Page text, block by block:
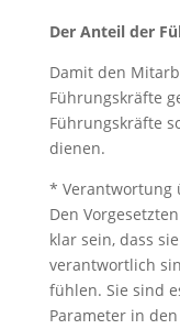
Der Anteil der
Damit den
Führungskräfte
Führungskräfte
dienen.
* Verantwortung
Den
klar sein, dass
verantwortlich
fühlen. Sie sind
Parameter in